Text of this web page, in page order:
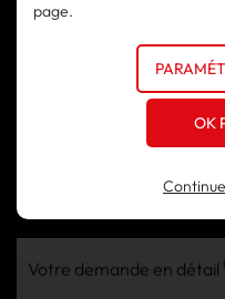
Ajouter
Glissez-déposez vos
les
Votre demande en détail
page.
OK